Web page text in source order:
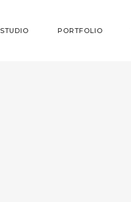
STUDIO PORTFOLIO